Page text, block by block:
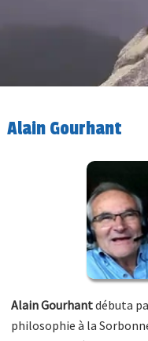
Alain Gourhant
Alain Gourhantdébuta
philosophie à la